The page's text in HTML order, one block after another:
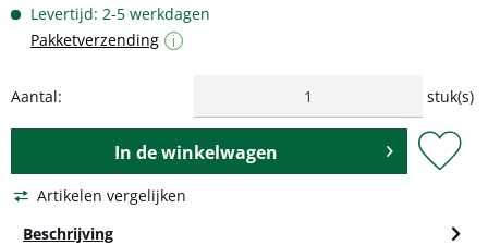
Levertijd: 2-5 werkdagen
Pakketverzending
i
Aantal: stuk(s)
In dewinkelwagen
Artikelen vergelijken
Beschrijving